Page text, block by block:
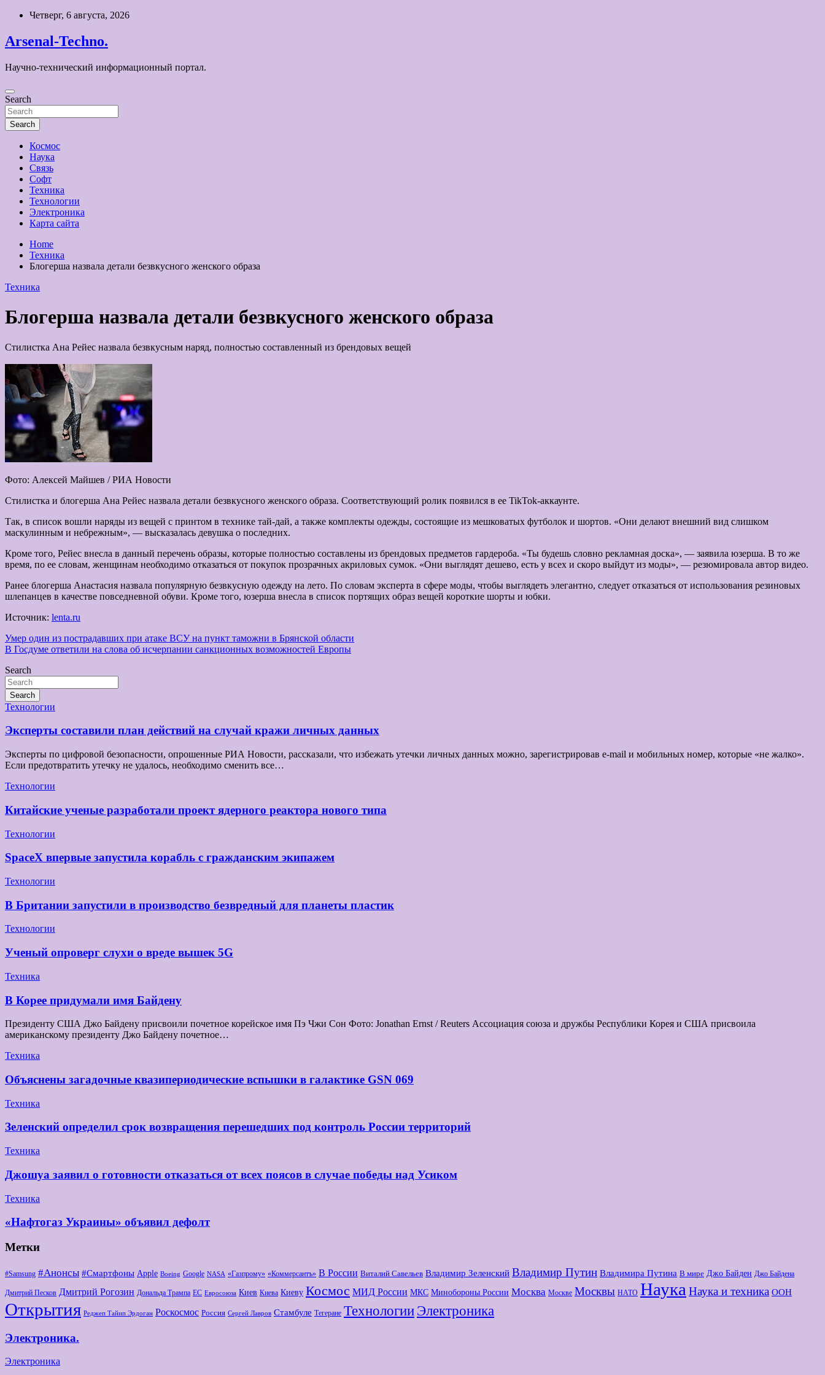
Skip
content
Четверг, 6 августа, 2026
Arsenal-Techno.
Научно-технический информационный портал.
Search
Search
Космос
Наука
Связь
Софт
Техника
Технологии
Электроника
Карта сайта
Home
Техника
Блогерша назвала детали безвкусного женского образа
Техника
Блогерша назвала детали безвкусного женского образа
Стилистка Ана Рейес назвала безвкусным наряд, полностью составленный из брендовых вещей
Фото: Алексей Майшев / РИА Новости
Стилистка и блогерша Ана Рейес назвала детали безвкусного женского образа. Соответствующий ролик появился в ее TikTok-аккаунте.
Так, в список вошли наряды из вещей с принтом в технике тай-дай, а также комплекты одежды, состоящие из мешковатых футболок и шортов. «Они делают внешний вид слишком
маскулинным и небрежным», — высказалась девушка о последних.
Кроме того, Рейес внесла в данный перечень образы, которые полностью составлены из брендовых предметов гардероба. «Ты будешь словно рекламная доска», — заявила юзерша. В то же
время, по ее словам, женщинам необходимо отказаться от покупок прозрачных акриловых сумок. «Они выглядят дешево, есть у всех и скоро выйдут из моды», — резюмировала автор видео.
Ранее блогерша Анастасия назвала популярную безвкусную одежду на лето. По словам эксперта в сфере моды, чтобы выглядеть элегантно, следует отказаться от использования резиновых
шлепанцев в качестве повседневной обуви. Кроме того, юзерша внесла в список портящих образ вещей короткие шорты и юбки.
Источник: lenta.ru
Навигация
по
записям
Умер один из пострадавших при атаке ВСУ на пункт таможни в Брянской области
В Госдуме ответили на слова об исчерпании санкционных возможностей Европы
Search
Search
Технологии
Эксперты составили план действий на случай кражи личных данных
Эксперты по цифровой безопасности, опрошенные РИА Новости, рассказали, что избежать утечки личных данных можно, зарегистрировав e-mail и мобильных номер, которые «не жалко».
Если предотвратить утечку не удалось, необходимо сменить все…
Технологии
Китайские ученые разработали проект ядерного реактора нового типа
Технологии
SpaceX впервые запустила корабль с гражданским экипажем
Технологии
В Британии запустили в производство безвредный для планеты пластик
Технологии
Ученый опроверг слухи о вреде вышек 5G
Техника
В Корее придумали имя Байдену
Президенту США Джо Байдену присвоили почетное корейское имя Пэ Чжи Сон Фото: Jonathan Ernst / Reuters Ассоциация союза и дружбы Республики Корея и США присвоила
американскому президенту Джо Байдену почетное…
Техника
Объяснены загадочные квазипериодические вспышки в галактике GSN 069
Техника
Зеленский определил срок возвращения перешедших под контроль России территорий
Техника
Джошуа заявил о готовности отказаться от всех поясов в случае победы над Усиком
Техника
«Нафтогаз Украины» объявил дефолт
Метки
#Samsung #Анонсы #Смартфоны Apple Boeing Google NASA «Газпрому» «Коммерсантъ» В России Виталий Савельев Владимир Зеленский Владимир Путин Владимира Путина В мире Джо Байден Джо Байдена
Дмитрий Песков Дмитрий Рогозин Дональда Трампа ЕС Евросоюза Киев Киева Киеву Космос МИД России МКС Минобороны России Москва Москве Москвы НАТО Наука Наука и техника ООН
Открытия Реджеп Тайип Эрдоган Роскосмос Россия Сергей Лавров Стамбуле Тегеране Технологии Электроника
Электроника.
Электроника